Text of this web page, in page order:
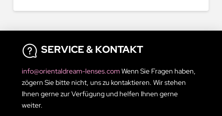
SERVICE & KONTAKT
info@orientaldream-lenses.comWenn Sie Fragen haben,
zögern Sie bitte nicht, uns zu kontaktieren. Wir stehen
Ihnen gerne zur Verfügung und helfen Ihnen gerne
weiter.